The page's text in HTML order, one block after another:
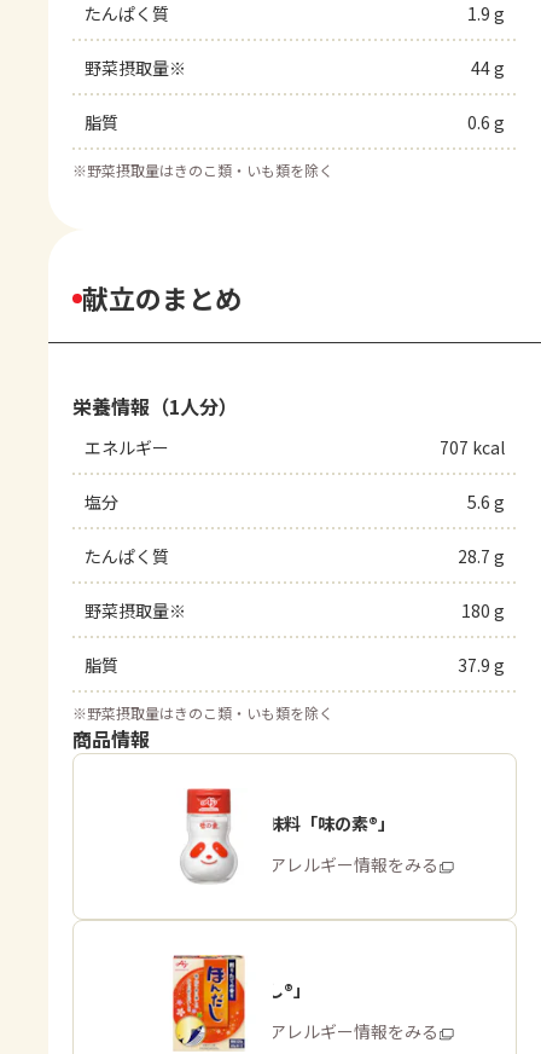
たんぱく質 1.9 g
野菜摂取量※ 44 g
脂質 0.6 g
※野菜摂取量はきのこ類・いも類を除く
献立のまとめ
栄養情報（1人分）
エネルギー 707 kcal
塩分 5.6 g
たんぱく質 28.7 g
野菜摂取量※ 180 g
脂質 37.9 g
※野菜摂取量はきのこ類・いも類を除く
商品情報
うま味調味料「味の素®」
商品・アレルギー情報をみる
「ほんだし®」
商品・アレルギー情報をみる